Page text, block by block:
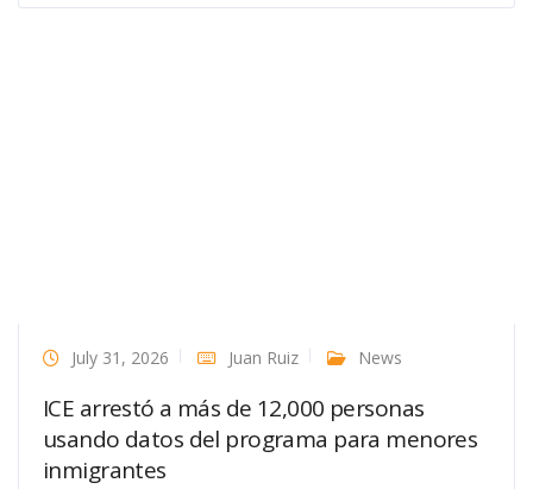
July 31, 2026 Juan Ruiz News
ICE arrestó a más de 12,000 personas
usando datos del programa para menores
inmigrantes